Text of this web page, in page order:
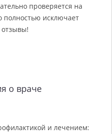
проверяется на
полностью исключает
о враче
и лечением: